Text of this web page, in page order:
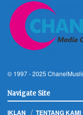
© 1997 - 2025
Navigate Site
IKLAN TENTANG KAMI